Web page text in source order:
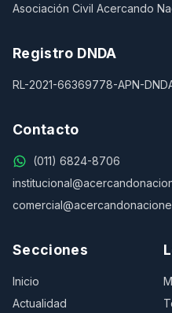
Asociación Civil Acercando
Registro DNDA
RL-2021-66369778-APN-
Contacto
(011) 6824-8706
Secciones
Inicio
Actualidad